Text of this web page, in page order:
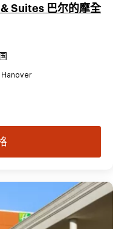
Suites 巴尔的摩全
Hanover